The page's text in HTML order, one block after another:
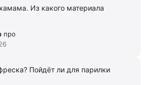
Из какого материала
про
Пойдёт ли для парилки